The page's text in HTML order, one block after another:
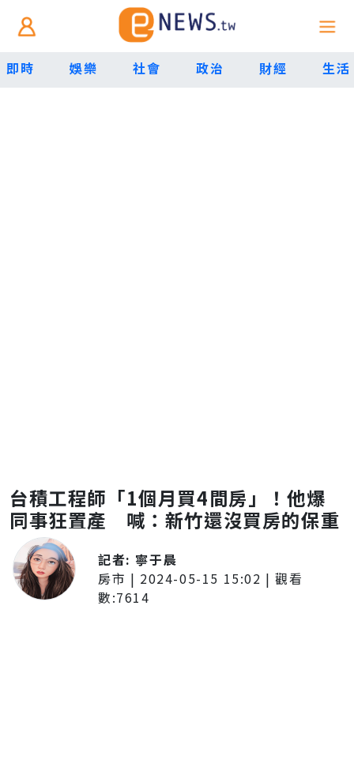
即時 娛樂 社會 政治 財經 生活
台積工程師「1個月買4間房」！他爆
同事狂置產 喊：新竹還沒買房的保重
記者: 寧于晨
房市 | 2024-05-15 15:02 | 觀看
數:7614